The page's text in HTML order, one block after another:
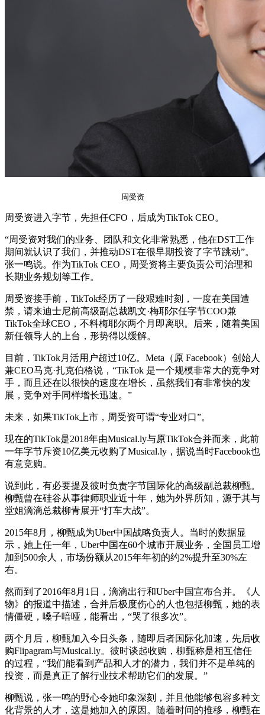
周受资
周受资进入字节，先担任CFO，后成为TikTok CEO。
“周受资对我们的业务、团队和文化非常熟悉，他在DST工作
期间就认识了我们，并推动DST在很早期投资了字节跳动”。
张一鸣说。作为TikTok CEO，周受资将主要负责公司治理和
长期业务规划等工作。
周受资接手前，TikTok经历了一段艰难时刻，一度在美国遭
禁，请来迪士尼前高级副总裁凯文·梅耶尔任字节COO兼
TikTok全球CEO，不料梅耶尔两个月即离职。后来，随着美国
新任领导人的上台，形势得以缓解。
目前，TikTok月活用户超过10亿。Meta（原 Facebook）创始人
兼CEO马克·扎克伯格说，“TikTok 是一个规模非常大的竞争对
手，而且还在以很快的速度在增长，虽然我们有非常快的发
展，竞争对手同样增长迅速。”
未来，如果TikTok上市，周受资可谓“专业对口”。
现在的TikTok是2018年由Musical.ly与原TikTok合并而来，此前
一年字节斥资10亿美元收购了Musical.ly，据说当时Facebook也
有意竞购。
说到此，有必要提及彼时负责字节国际化的高级副总裁柳甄。
柳甄曾在硅谷从事律师职业近十年，她为外界所知，源于其与
堂姐滴滴总裁柳青展开“打车大战”。
2015年8月，柳甄成为Uber中国战略负责人。当时的数据显
示，她上任一年，Uber中国在60个城市开展业务，全国员工增
加到500余人，市场份额从2015年年初的约2%提升至30%左
右。
然而到了2016年8月1日，滴滴出行和Uber中国宣布合并。《人
物》的报道中描述，合并后极度伤心的人也包括柳甄，她的表
情僵硬，嗓子喑哑，能看出，“哭了很多次”。
两个月后，柳甄加入今日头条，随即后者国际化加速，先后收
购Flipagram与Musical.ly。彼时谈起收购，柳甄称是相互信任
的过程，“我们能看到产品和人才的潜力，我们并不是单纯的
投资，而是真正了解行业技术帮助它们的发展。”
柳甄说，张一鸣的野心令她印象深刻，并且他能够包容多种文
化背景的人才，这是她加入的原因。随着时间的推移，柳甄在